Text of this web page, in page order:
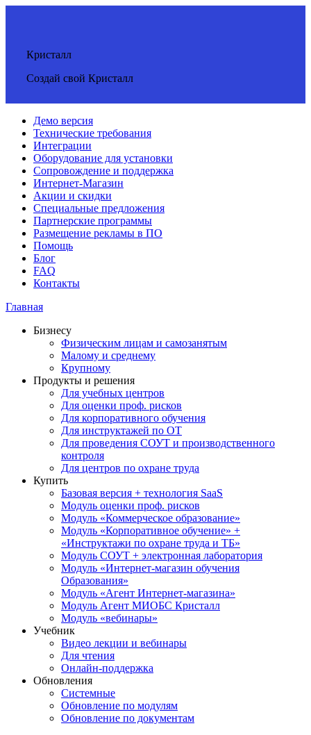
Кристалл
Создай свой Кристалл
Демо версия
Технические требования
Интеграции
Оборудование для установки
Сопровождение и поддержка
Интернет-Магазин
Акции и скидки
Специальные предложения
Партнерские программы
Размещение рекламы в ПО
Помощь
Блог
FAQ
Контакты
Главная
Бизнесу
Физическим лицам и самозанятым
Малому и среднему
Крупному
Продукты и решения
Для учебных центров
Для оценки проф. рисков
Для корпоративного обучения
Для инструктажей по ОТ
Для проведения СОУТ и производственного
контроля
Для центров по охране труда
Купить
Базовая версия + технология SaaS
Модуль оценки проф. рисков
Модуль «Коммерческое образование»
Модуль «Корпоративное обучение» +
«Инструктажи по охране труда и ТБ»
Модуль СОУТ + электронная лаборатория
Модуль «Интернет-магазин обучения
Образования»
Модуль «Агент Интернет-магазина»
Модуль Агент МИОБС Кристалл
Модуль «вебинары»
Учебник
Видео лекции и вебинары
Для чтения
Онлайн-поддержка
Обновления
Системные
Обновление по модулям
Обновление по документам